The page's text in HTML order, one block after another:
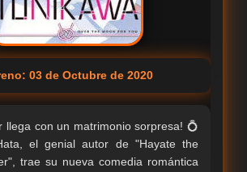
03 de Octubre de 2020
llega con un matrimonio sorpresa! 💍
el genial autor de "Hayate the
trae su nueva comedia romántica